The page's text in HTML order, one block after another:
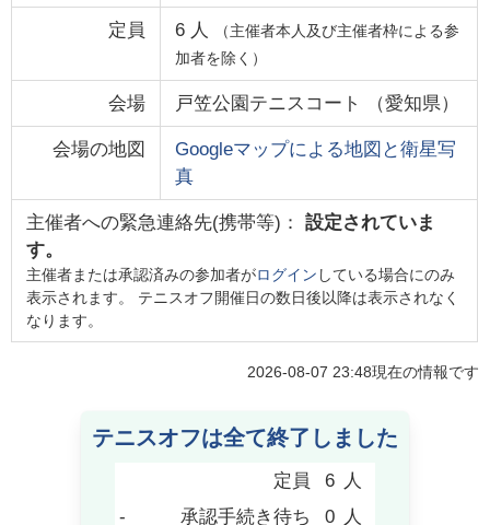
定員 6 人
（主催者本人及び主催者枠による参
加者を除く）
会場 戸笠公園テニスコート （愛知県）
会場の地図
Googleマップによる地図と衛星写
真
主催者への緊急連絡先(携帯等)： 設定されていま
す。
主催者または承認済みの参加者がログイン している場合にのみ
表示されます。 テニスオフ開催日の数日後以降は表示されなく
なります。
2026-08-07 23:48現在の情報です
テニスオフは全て終了しました
定員 6 人
-
承認手続き待ち 0 人